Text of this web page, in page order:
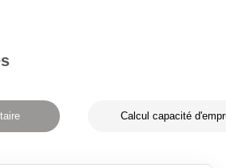
Calcul capacité